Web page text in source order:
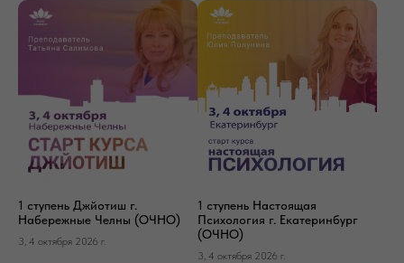
1 ступень Джйотиш г.
Набережные Челны (ОЧНО)
3, 4 октября 2026 г.
1 ступень Настоящая
Психология г. Екатеринбург
(ОЧНО)
3, 4 октября 2026 г.